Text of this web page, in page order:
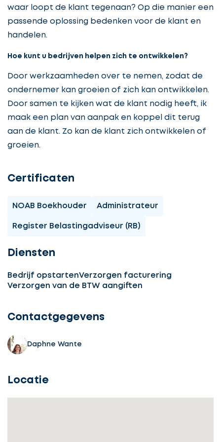
waar loopt de klant tegenaan? Op die manier een
passende oplossing bedenken voor de klant en
handelen.
Hoe kunt u bedrijven helpen zich te ontwikkelen?
Door werkzaamheden over te nemen, zodat de
ondernemer kan groeien of zich kan ontwikkelen.
Door samen te kijken wat de klant nodig heeft, ik
maak een plan van aanpak en koppel dit terug
aan de klant. Zo kan de klant zich ontwikkelen of
groeien.
Certificaten
NOAB Boekhouder Administrateur
Register Belastingadviseur (RB)
Diensten
Bedrijf opstartenVerzorgen facturering
Verzorgen van de BTW aangiften
Contactgegevens
Daphne Wante
Locatie